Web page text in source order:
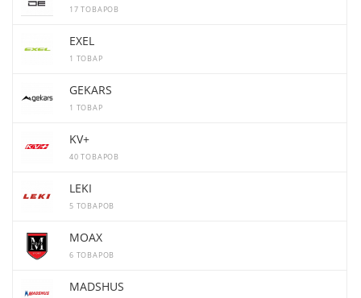
17 ТОВАРОВ
EXEL
1 ТОВАР
GEKARS
1 ТОВАР
KV+
40 ТОВАРОВ
LEKI
5 ТОВАРОВ
MOAX
6 ТОВАРОВ
MADSHUS